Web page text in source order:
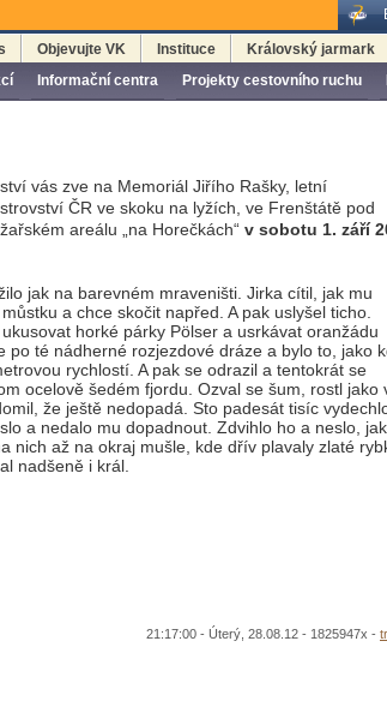
Informační centra Projekty cestovního ruchu
Objevujte VK Instituce Královský jarmark
vás zve na Memoriál Jiřího Rašky, letní
ČR ve skoku na lyžích, ve Frenštátě pod
areálu „na Horečkách“ v sobotu 1. září
jak na barevném mraveništi. Jirka cítil, jak mu
a chce skočit napřed. A pak uslyšel ticho.
horké párky Pölser a usrkávat oranžádu
po té nádherné rozjezdové dráze a bylo to, jako
rychlostí. A pak se odrazil a tentokrát se
ocelově šedém fjordu. Ozval se šum, rostl jako
že ještě nedopadá. Sto padesát tisíc
a nedalo mu dopadnout. Zdvihlo ho a neslo,
nich až na okraj mušle, kde dřív plavaly zlaté
nadšeně i král.
21:17:00 - Úterý, 28.08.12 - 1825947x -